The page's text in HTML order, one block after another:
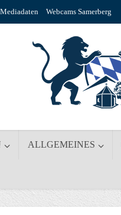
Mediadaten Webcams Samerberg
ALLGEMEINES